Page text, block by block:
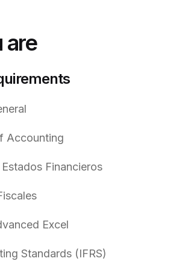
are
Accounting
Financieros
Excel
Standards (IFRS)